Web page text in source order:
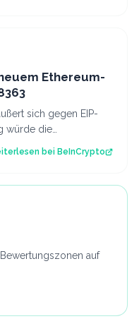
Ethereum-
sich gegen EIP-
würde die
bei BeInCrypto
auf